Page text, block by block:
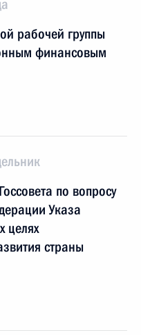
рабочей группы
финансовым
по вопросу
Указа
целях
страны